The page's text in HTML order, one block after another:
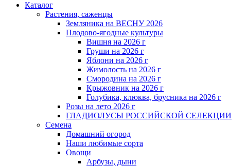
Каталог
Растения, саженцы
Земляника на ВЕСНУ 2026
Плодово-ягодные культуры
Вишня на 2026 г
Груши на 2026 г
Яблони на 2026 г
Жимолость на 2026 г
Смородина на 2026 г
Крыжовник на 2026 г
Голубика, клюква, брусника на 2026 г
Розы на лето 2026 г
ГЛАДИОЛУСЫ РОССИЙСКОЙ СЕЛЕКЦИИ
Семена
Домашний огород
Наши любимые сорта
Овощи
Арбузы, дыни